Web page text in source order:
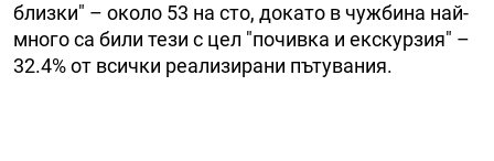
близки" – около 53 на сто, докато в чужбина най-
много са били тези с цел "почивка и екскурзия" –
32.4% от всички реализирани пътувания.